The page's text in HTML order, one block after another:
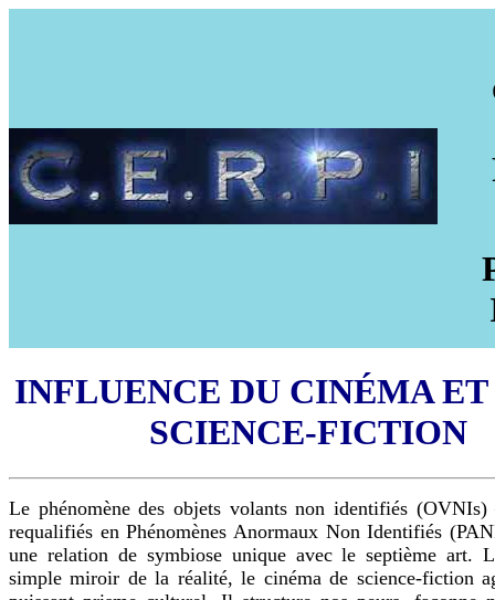
INFLUENCE DU CINÉMA
SCIENCE-FICTION
Le phénomène des objets volants non identifiés (OVNIs)
requalifiés en Phénomènes Anormaux Non Identifiés
une relation de symbiose unique avec le septième art.
simple miroir de la réalité, le cinéma de science-fiction